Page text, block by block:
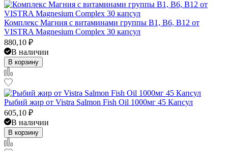
Комплекс Магния с витаминами группы B1, B6, B12 от
VISTRA Magnesium Complex 30 капсул
880,10 ₽
В наличии
В корзину
Рыбий жир от Vistra Salmon Fish Oil 1000мг 45 Капсул
605,10 ₽
В наличии
В корзину